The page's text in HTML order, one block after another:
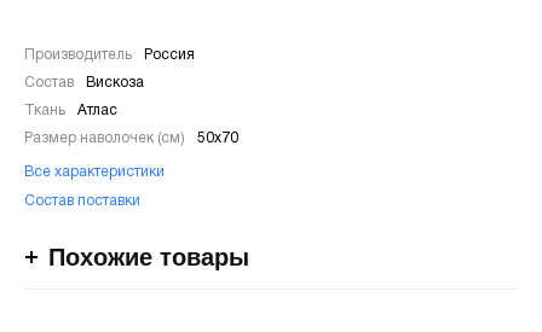
Производитель Россия
Состав Вискоза
Ткань Атлас
Размер наволочек (см) 50х70
Все характеристики
Состав поставки
Похожие товары